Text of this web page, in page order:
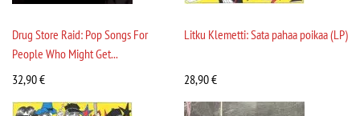
Drug Store Raid: Pop Songs For
People Who Might Get...
32,90€
Litku Klemetti: Sata pahaa poikaa (LP)
28,90€